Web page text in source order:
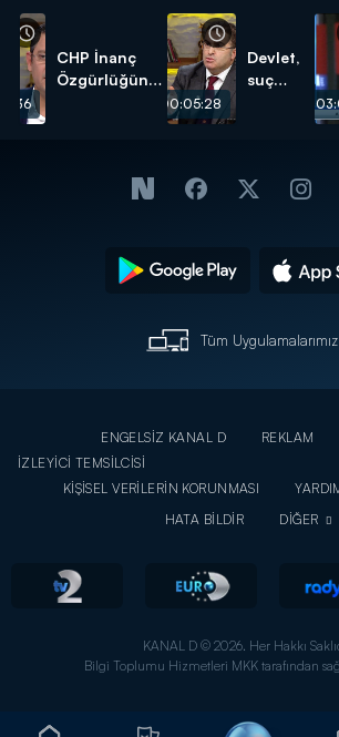
CHP İnanç
Özgürlüğünde
00:05:28
Devlet,
suç
kalamaz!
Tüm Uygulamalarımız
ENGELSİZ KANAL D REKLAM
İZLEYİCİ TEMSİLCİSİ
KİŞİSEL VERİLERİN KORUNMASI
HATA BİLDİR
DİĞER
KANAL D © 2026. Her Hakkı
Bilgi Toplumu Hizmetleri MKK tarafından